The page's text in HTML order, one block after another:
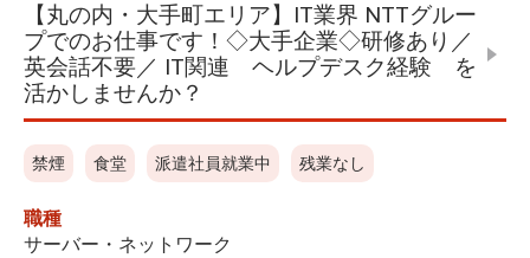
【丸の内・大手町エリア】IT業界 NTTグルー
プでのお仕事です！◇大手企業◇研修あり／
英会話不要／ IT関連 ヘルプデスク経験 を
活かしませんか？
禁煙 食堂 派遣社員就業中 残業なし
職種
サーバー・ネットワーク